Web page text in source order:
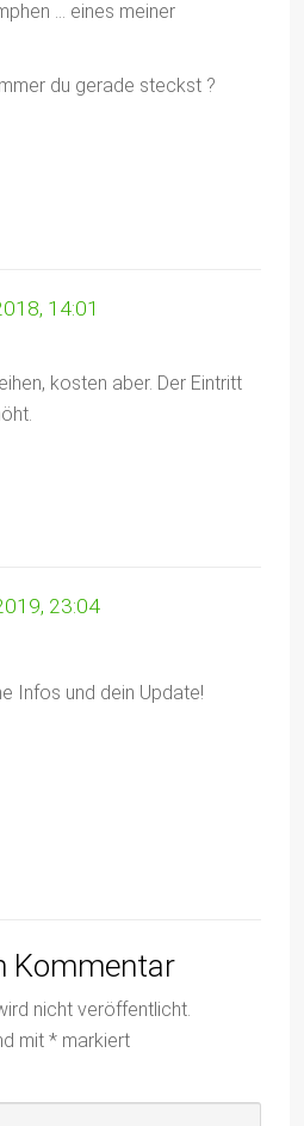
… eines meiner
du gerade steckst ?
14:01
kosten aber. Der Eintritt
23:04
Infos und dein Update!
Kommentar
nicht veröffentlicht.
mit * markiert